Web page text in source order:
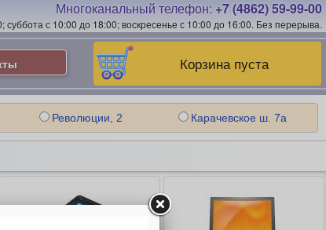
Многоканальный телефон: +7 (4862) 59-99-00
с 10:00 до 18:00; воскресенье с 10:00 до 16:00. Без перерыва.
Корзина пуста
Революции, 2 Карачевское ш. 7а